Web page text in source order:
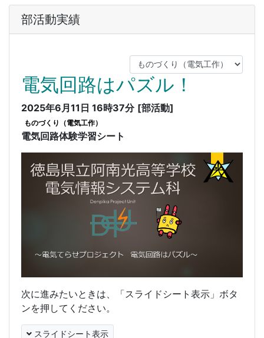
部活動実績
電気回路はパズル！
2025年6月11日 16時37分 [部活動]
ものづくり（電気工作）
電気回路体験学習シート
次に進みたいときは、「スライドシート表示」ボタ
ンを押してください。
スライドシート表示